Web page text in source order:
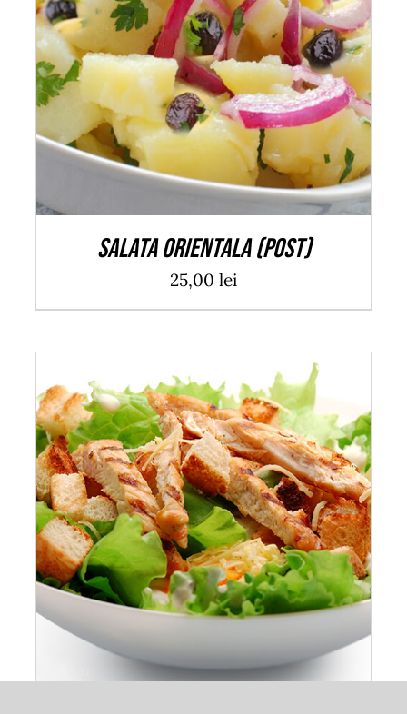
ADAUGĂ ÎN COȘ / DETALII
Salata orientala (post)
25,00 lei
ADAUGĂ ÎN COȘ / DETALII